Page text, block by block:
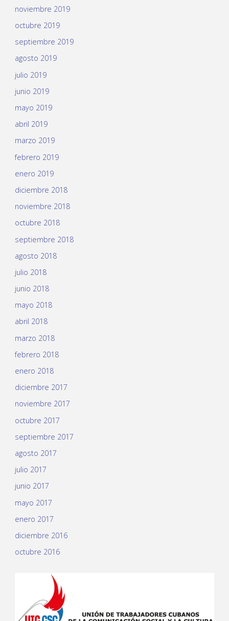
noviembre 2019
octubre 2019
septiembre 2019
agosto 2019
julio 2019
junio 2019
mayo 2019
abril 2019
marzo 2019
febrero 2019
enero 2019
diciembre 2018
noviembre 2018
octubre 2018
septiembre 2018
agosto 2018
julio 2018
junio 2018
mayo 2018
abril 2018
marzo 2018
febrero 2018
enero 2018
diciembre 2017
noviembre 2017
octubre 2017
septiembre 2017
agosto 2017
julio 2017
junio 2017
mayo 2017
enero 2017
diciembre 2016
octubre 2016